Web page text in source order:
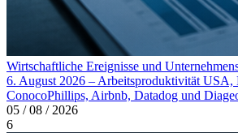
Wirtschaftliche Ereignisse und
6. August 2026 – Arbeitsproduktivität USA,
ConocoPhillips, Airbnb, Datadog und
05 / 08 / 2026
6